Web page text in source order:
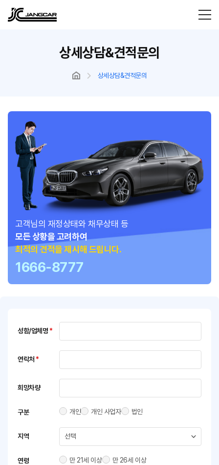
상세상담&견적문의
상세상담&견적문의
고객님의 재정상태와 채무상태 등
모든 상황을 고려하여
최적의 견적을 제시해 드립니다.
1666-8777
성함/업체명 *
연락처 *
희망차량
구분 개인 개인 사업자 법인
지역
연령 만 21세 이상 만 26세 이상